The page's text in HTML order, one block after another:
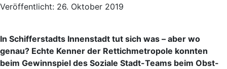
Veröffentlicht: 26. Oktober 2019
In Schifferstadts Innenstadt tut sich was – aber wo
genau? Echte Kenner der Rettichmetropole konnten
beim Gewinnspiel des Soziale Stadt-Teams beim Obst-